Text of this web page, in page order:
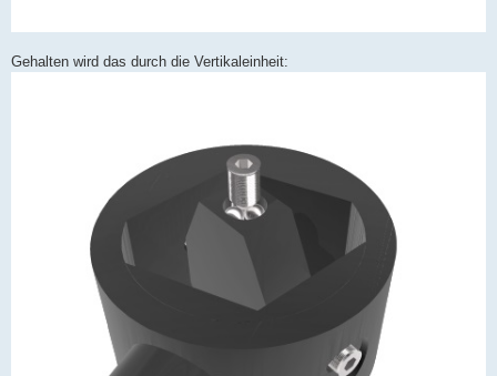
Gehalten wird das durch die Vertikaleinheit: